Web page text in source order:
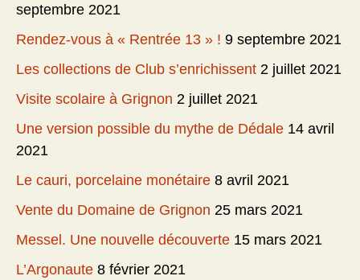
septembre 2021
Rendez-vous à « Rentrée 13 » ! 9 septembre 2021
Les collections de Club s’enrichissent 2 juillet 2021
Visite scolaire à Grignon 2 juillet 2021
Une version possible du mythe de Dédale 14 avril
2021
Le cauri, porcelaine monétaire 8 avril 2021
Vente du Domaine de Grignon 25 mars 2021
Messel. Une nouvelle découverte 15 mars 2021
L’Argonaute 8 février 2021